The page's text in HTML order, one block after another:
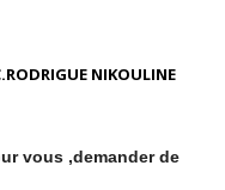
NIKOULINE
vous ,demander de